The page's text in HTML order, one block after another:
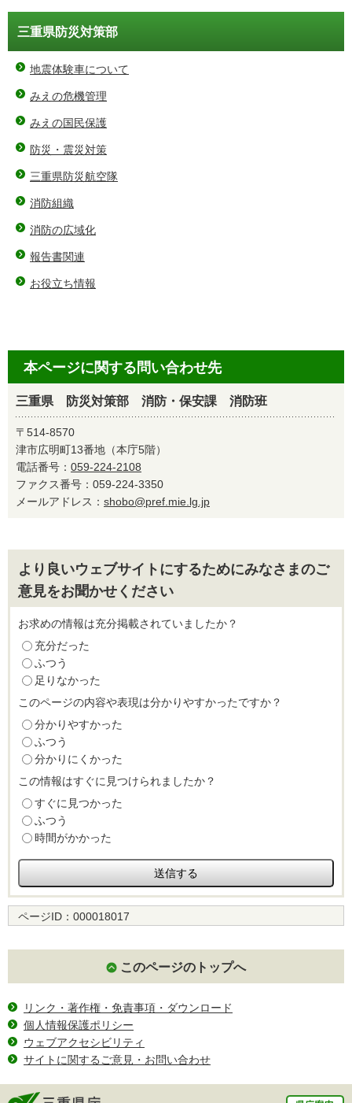
三重県防災対策部
地震体験車について
みえの危機管理
みえの国民保護
防災・震災対策
三重県防災航空隊
消防組織
消防の広域化
報告書関連
お役立ち情報
本ページに関する問い合わせ先
三重県 防災対策部 消防・保安課 消防班
〒514-8570
津市広明町13番地（本庁5階）
電話番号： 059-224-2108
ファクス番号：059-224-3350
メールアドレス： shobo@pref.mie.lg.jp
より良いウェブサイトにするためにみなさまのご
意見をお聞かせください
お求めの情報は充分掲載されていましたか？
充分だった
ふつう
足りなかった
このページの内容や表現は分かりやすかったですか？
分かりやすかった
ふつう
分かりにくかった
この情報はすぐに見つけられましたか？
すぐに見つかった
ふつう
時間がかかった
ページID： 000018017
このページのトップへ
リンク・著作権・免責事項・ダウンロード
個人情報保護ポリシー
ウェブアクセシビリティ
サイトに関するご意見・お問い合わせ